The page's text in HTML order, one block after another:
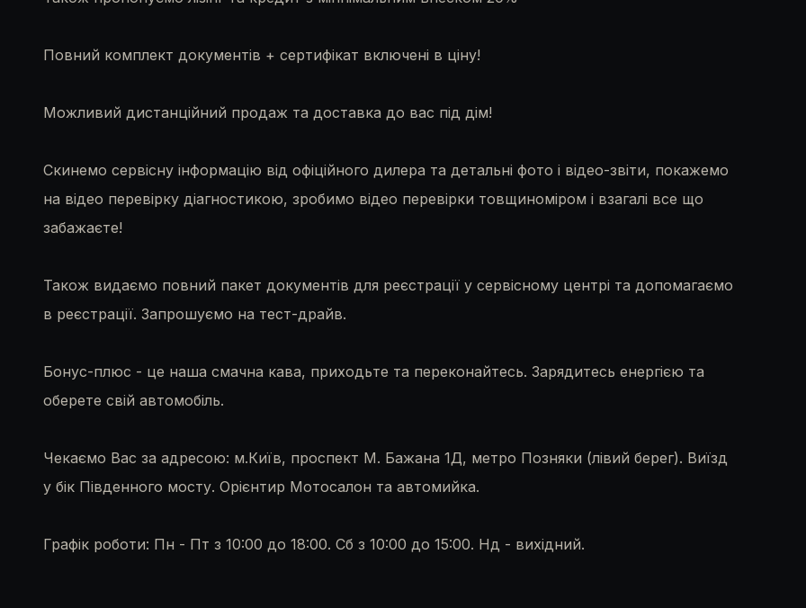
Повний комплект документів + сертифікат включені в ціну!
Можливий дистанційний продаж та доставка до вас під дім!
Скинемо сервісну інформацію від офіційного дилера та детальні фото і відео-звіти, покажемо
на відео перевірку діагностикою, зробимо відео перевірки товщиноміром і взагалі все що
забажаєте!
Також видаємо повний пакет документів для реєстрації у сервісному центрі та допомагаємо
в реєстрації. Запрошуємо на тест-драйв.
Бонус-плюс - це наша смачна кава, приходьте та переконайтесь. Зарядитесь енергією та
оберете свій автомобіль.
Чекаємо Вас за адресою: м.Київ, проспект М. Бажана 1Д, метро Позняки (лівий берег). Виїзд
у бік Південного мосту. Орієнтир Мотосалон та автомийка.
Графік роботи: Пн - Пт з 10:00 до 18:00. Сб з 10:00 до 15:00. Нд - вихідний.